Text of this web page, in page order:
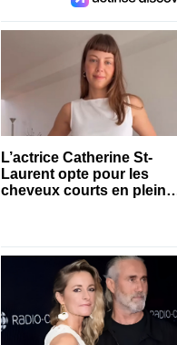
L’actrice Catherine St-
Laurent opte pour les
cheveux courts en pleine